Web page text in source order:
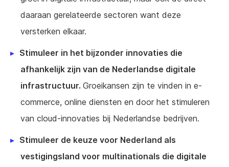
daaraan gerelateerde sectoren want deze
versterken elkaar.
Stimuleer in het bijzonder innovaties die
afhankelijk zijn van de Nederlandse digitale
infrastructuur. Groeikansen zijn te vinden in e-
commerce, online diensten en door het stimuleren
van cloud-innovaties bij Nederlandse bedrijven.
Stimuleer de keuze voor Nederland als
vestigingsland voor multinationals die digitale